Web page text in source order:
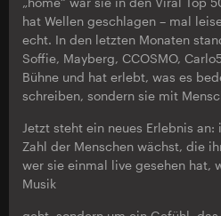
hat Wellen geschlagen – mal
echt. In den letzten Monaten
Soffie, Mayberg, CCOSMO,
Bühne und hat erlebt, was es
schreiben, sondern sie mit
Jetzt steht ein neues Erlebnis
Zahl der Menschen wächst, die
wer sie einmal live gesehen hat,
Musik